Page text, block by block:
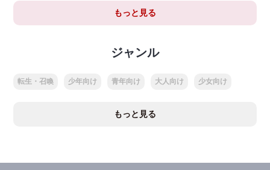
もっと見る
ジャンル
転生・召喚 少年向け 青年向け 大人向け 少女向け
もっと見る